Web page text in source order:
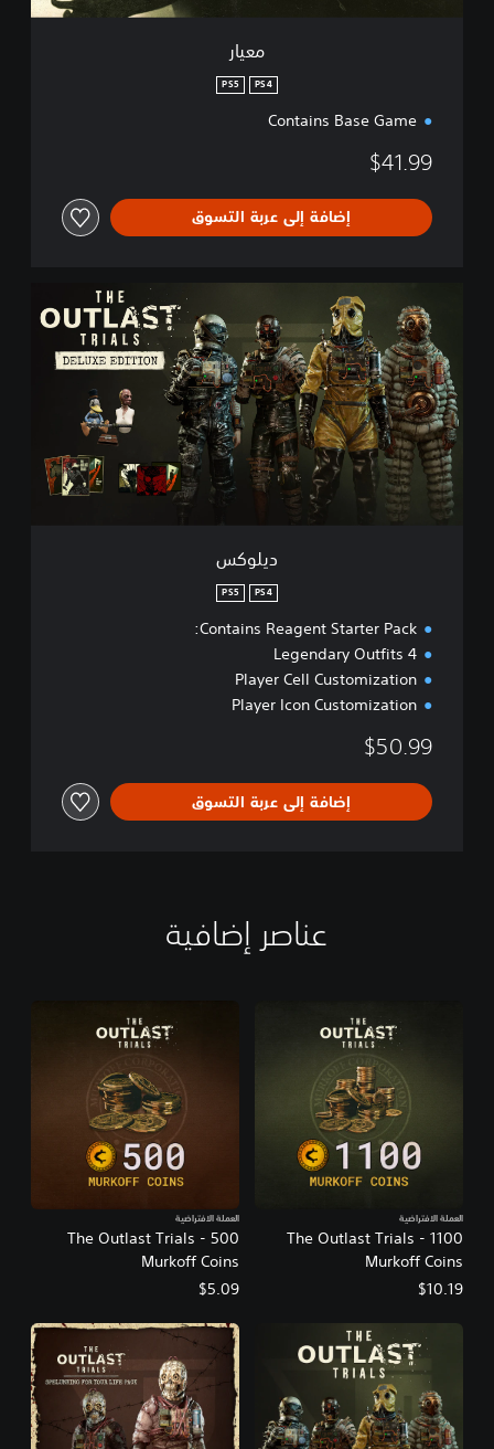
معيار
PS4
PS5
Contains Base Game
$41.99
إضافة إلى عربة التسوق
س
ديلوكس
PS4
PS5
Contains Reagent Starter Pack:
4 Legendary Outfits
Player Cell Customization
Player Icon Customization
$50.99
إضافة إلى عربة التسوق
عناصر إضافية
The Outlast Trials - 1100
Murkoff Coins
العملة الافتراضية
$10.19
The Outlast Trials - 500
Murkoff Coins
العملة الافتراضية
$5.09